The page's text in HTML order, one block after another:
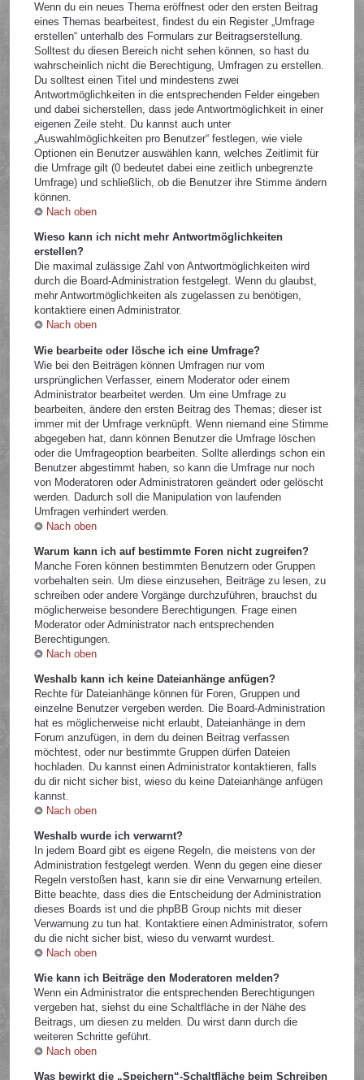
Wenn du ein neues Thema eröffnest oder den ersten Beitrag
eines Themas bearbeitest, findest du ein Register „Umfrage
erstellen“ unterhalb des Formulars zur Beitragserstellung.
Solltest du diesen Bereich nicht sehen können, so hast du
wahrscheinlich nicht die Berechtigung, Umfragen zu erstellen.
Du solltest einen Titel und mindestens zwei
Antwortmöglichkeiten in die entsprechenden Felder eingeben
und dabei sicherstellen, dass jede Antwortmöglichkeit in einer
eigenen Zeile steht. Du kannst auch unter
„Auswahlmöglichkeiten pro Benutzer“ festlegen, wie viele
Optionen ein Benutzer auswählen kann, welches Zeitlimit für
die Umfrage gilt (0 bedeutet dabei eine zeitlich unbegrenzte
Umfrage) und schließlich, ob die Benutzer ihre Stimme ändern
können.
Nach oben
Wieso kann ich nicht mehr Antwortmöglichkeiten
erstellen?
Die maximal zulässige Zahl von Antwortmöglichkeiten wird
durch die Board-Administration festgelegt. Wenn du glaubst,
mehr Antwortmöglichkeiten als zugelassen zu benötigen,
kontaktiere einen Administrator.
Nach oben
Wie bearbeite oder lösche ich eine Umfrage?
Wie bei den Beiträgen können Umfragen nur vom
ursprünglichen Verfasser, einem Moderator oder einem
Administrator bearbeitet werden. Um eine Umfrage zu
bearbeiten, ändere den ersten Beitrag des Themas; dieser ist
immer mit der Umfrage verknüpft. Wenn niemand eine Stimme
abgegeben hat, dann können Benutzer die Umfrage löschen
oder die Umfrageoption bearbeiten. Sollte allerdings schon ein
Benutzer abgestimmt haben, so kann die Umfrage nur noch
von Moderatoren oder Administratoren geändert oder gelöscht
werden. Dadurch soll die Manipulation von laufenden
Umfragen verhindert werden.
Nach oben
Warum kann ich auf bestimmte Foren nicht zugreifen?
Manche Foren können bestimmten Benutzern oder Gruppen
vorbehalten sein. Um diese einzusehen, Beiträge zu lesen, zu
schreiben oder andere Vorgänge durchzuführen, brauchst du
möglicherweise besondere Berechtigungen. Frage einen
Moderator oder Administrator nach entsprechenden
Berechtigungen.
Nach oben
Weshalb kann ich keine Dateianhänge anfügen?
Rechte für Dateianhänge können für Foren, Gruppen und
einzelne Benutzer vergeben werden. Die Board-Administration
hat es möglicherweise nicht erlaubt, Dateianhänge in dem
Forum anzufügen, in dem du deinen Beitrag verfassen
möchtest, oder nur bestimmte Gruppen dürfen Dateien
hochladen. Du kannst einen Administrator kontaktieren, falls
du dir nicht sicher bist, wieso du keine Dateianhänge anfügen
kannst.
Nach oben
Weshalb wurde ich verwarnt?
In jedem Board gibt es eigene Regeln, die meistens von der
Administration festgelegt werden. Wenn du gegen eine dieser
Regeln verstoßen hast, kann sie dir eine Verwarnung erteilen.
Bitte beachte, dass dies die Entscheidung der Administration
dieses Boards ist und die phpBB Group nichts mit dieser
Verwarnung zu tun hat. Kontaktiere einen Administrator, sofern
du die nicht sicher bist, wieso du verwarnt wurdest.
Nach oben
Wie kann ich Beiträge den Moderatoren melden?
Wenn ein Administrator die entsprechenden Berechtigungen
vergeben hat, siehst du eine Schaltfläche in der Nähe des
Beitrags, um diesen zu melden. Du wirst dann durch die
weiteren Schritte geführt.
Nach oben
Was bewirkt die „Speichern“-Schaltfläche beim Schreiben